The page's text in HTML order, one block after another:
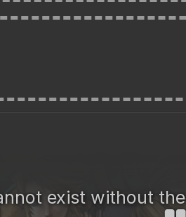
exist without the